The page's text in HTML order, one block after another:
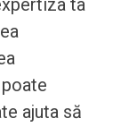
ta
ajuta să